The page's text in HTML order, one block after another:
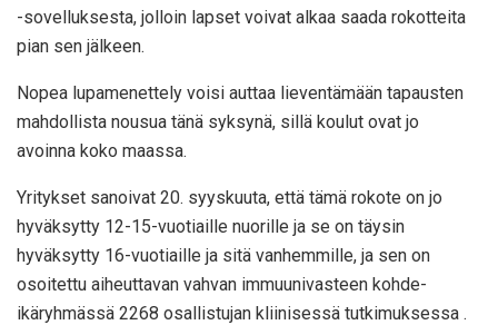
-sovelluksesta, jolloin lapset voivat alkaa saada rokotteita
pian sen jälkeen.
Nopea lupamenettely voisi auttaa lieventämään tapausten
mahdollista nousua tänä syksynä, sillä koulut ovat jo
avoinna koko maassa.
Yritykset sanoivat 20. syyskuuta, että tämä rokote on jo
hyväksytty 12-15-vuotiaille nuorille ja se on täysin
hyväksytty 16-vuotiaille ja sitä vanhemmille, ja sen on
osoitettu aiheuttavan vahvan immuunivasteen kohde-
ikäryhmässä 2268 osallistujan kliinisessä tutkimuksessa .